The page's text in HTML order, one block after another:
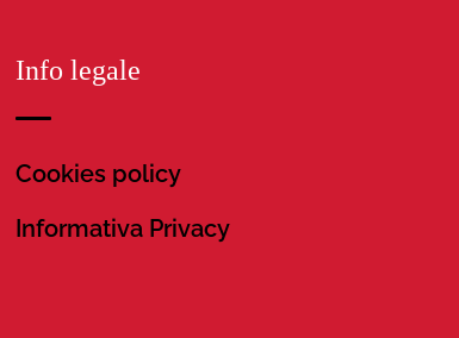
Info legale
Cookies policy
Informativa Privacy